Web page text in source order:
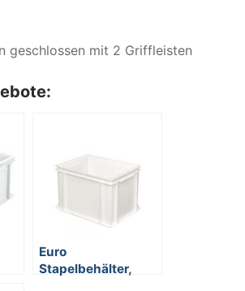
geschlossen mit 2 Griffleisten
Euro
Stapelbehälter,